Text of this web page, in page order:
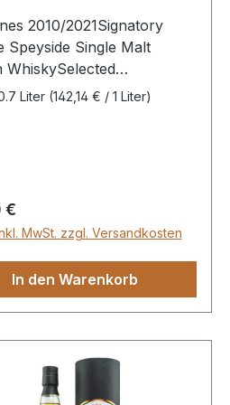
2010/2021Signatory
Speyside Single Malt
WhiskySelected
Import 11 JahreDest.
LiterNicht gefärbtNicht
Liter (142,14 € / 1 Liter)
Preis:
€
MwSt. zzgl. Versandkosten
In den Warenkorb